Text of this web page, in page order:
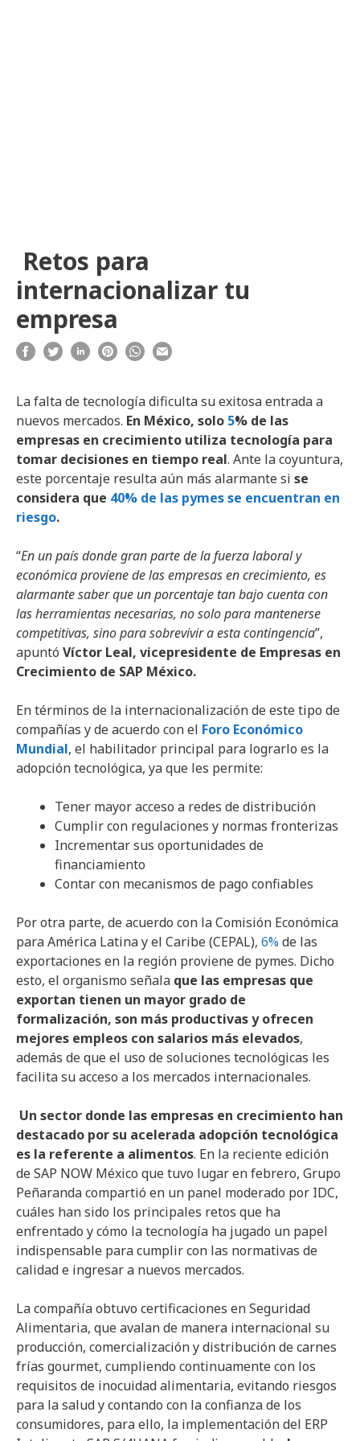
Retos para
internacionalizar tu
empresa
La falta de tecnología dificulta su exitosa entrada a
nuevos mercados. En México, solo 5% de las
empresas en crecimiento utiliza tecnología para
tomar decisiones en tiempo real. Ante la coyuntura,
este porcentaje resulta aún más alarmante si se
considera que 40% de las pymes se encuentran en
riesgo.
“En un país donde gran parte de la fuerza laboral y
económica proviene de las empresas en crecimiento, es
alarmante saber que un porcentaje tan bajo cuenta con
las herramientas necesarias, no solo para mantenerse
competitivas, sino para sobrevivir a esta contingencia”,
apuntó Víctor Leal, vicepresidente de Empresas en
Crecimiento de SAP México.
En términos de la internacionalización de este tipo de
compañías y de acuerdo con el Foro Económico
Mundial, el habilitador principal para lograrlo es la
adopción tecnológica, ya que les permite:
Tener mayor acceso a redes de distribución
Cumplir con regulaciones y normas fronterizas
Incrementar sus oportunidades de
financiamiento
Contar con mecanismos de pago confiables
Por otra parte, de acuerdo con la Comisión Económica
para América Latina y el Caribe (CEPAL), 6% de las
exportaciones en la región proviene de pymes. Dicho
esto, el organismo señala que las empresas que
exportan tienen un mayor grado de
formalización, son más productivas y ofrecen
mejores empleos con salarios más elevados,
además de que el uso de soluciones tecnológicas les
facilita su acceso a los mercados internacionales.
Un sector donde las empresas en crecimiento han
destacado por su acelerada adopción tecnológica
es la referente a alimentos. En la reciente edición
de SAP NOW México que tuvo lugar en febrero, Grupo
Peñaranda compartió en un panel moderado por IDC,
cuáles han sido los principales retos que ha
enfrentado y cómo la tecnología ha jugado un papel
indispensable para cumplir con las normativas de
calidad e ingresar a nuevos mercados.
La compañía obtuvo certificaciones en Seguridad
Alimentaria, que avalan de manera internacional su
producción, comercialización y distribución de carnes
frías gourmet, cumpliendo continuamente con los
requisitos de inocuidad alimentaria, evitando riesgos
para la salud y contando con la confianza de los
consumidores, para ello, la implementación del ERP